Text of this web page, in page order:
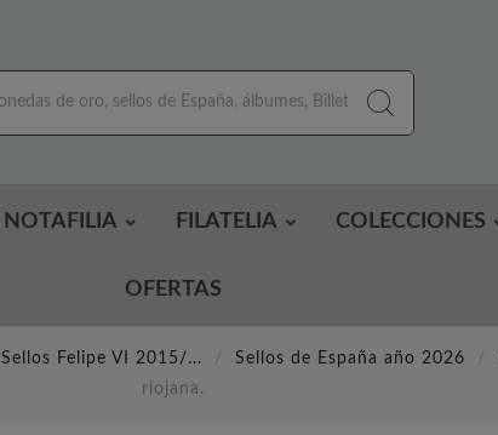
NOTAFILIA FILATELIA COLECCIONES
OFERTAS
Sellos Felipe VI 2015/... Sellos de España año 2026
riojana.